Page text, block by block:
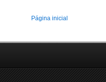
Página inicial